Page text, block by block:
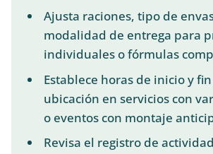
Ajusta raciones, tipo de
modalidad de entrega para
individuales o fórmulas
Establece horas de inicio y
ubicación en servicios con
o eventos con montaje
Revisa el registro de